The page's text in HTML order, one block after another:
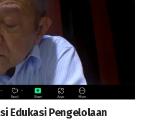
Edukasi Pengelolaan